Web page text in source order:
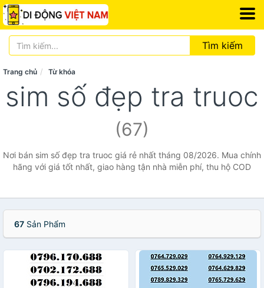
Tìm kiếm
Trang chủ Từ khóa
sim số đẹp tra truoc
(67)
Nơi bán sim số đẹp tra truoc giá rẻ nhất tháng 08/2026. Mua chính
hãng với giá tốt nhất, giao hàng tận nhà miễn phí, thu hộ COD
67 Sản Phẩm